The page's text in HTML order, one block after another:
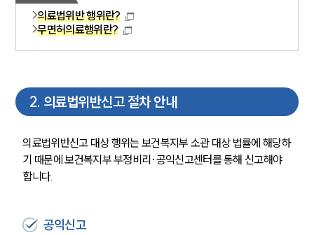
의료법위반 행위란?
무면허의료행위란?
2. 의료법위반신고 절차 안내
의료법위반신고 대상 행위는 보건복지부 소관 대상 법률에 해당하
기 때문에 보건복지부 부정비리·공익신고센터를 통해 신고해야
합니다.
공익신고